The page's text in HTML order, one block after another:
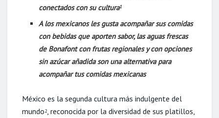
conectados con su cultura1
A los mexicanos les gusta acompañar suscomidas
con bebidas que aporten sabor,las aguasfrescas
de Bonafont con frutas regionales y con opciones
sin azúcar añadida sonuna alternativapara
acompañar tus comidas mexicanas
México es la segunda cultura más indulgente del
mundo2, reconocida por la diversidad de sus platillos,